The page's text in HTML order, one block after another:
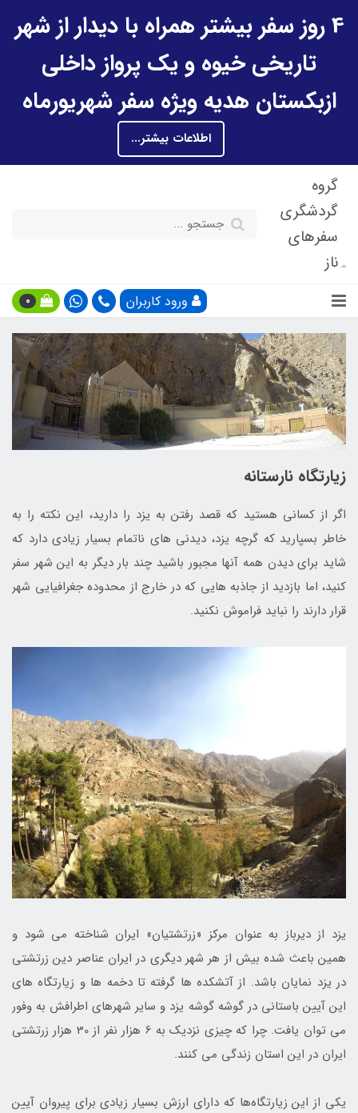
4 روز سفر بیشتر همراه با دیدار از شهر
تاریخی خیوه و یک پرواز داخلی
ازبکستان هدیه ویژه سفر شهریورماه
اطلاعات بیشتر...
گروه
گردشگری
سفرهای
ناز
ورود کاربران 0
زیارتگاه نارستانه
اگر از کسانی هستید که قصد رفتن به یزد را دارید، این نکته را به
خاطر بسپارید که گرچه یزد، دیدنی های ناتمام بسیار زیادی دارد که
شاید برای دیدن همه آنها مجبور باشید چند بار دیگر به این شهر سفر
کنید، اما بازدید از جاذبه هایی که در خارج از محدوده جغرافیایی شهر
قرار دارند را نباید فراموش نکنید.
یزد از دیرباز به عنوان مرکز «زرتشتیان» ایران شناخته می شود و
همین باعث شده بیش از هر شهر دیگری در ایران عناصر دین زرتشتی
در یزد نمایان باشد. از آتشکده ها گرفته تا دخمه ها و زیارتگاه های
این آیین باستانی در گوشه گوشه یزد و سایر شهرهای اطرافش به وفور
می توان یافت. چرا که چیزی نزدیک به 6 هزار نفر از 30 هزار زرتشتی
ایران در این استان زندگی می کنند.
یکی از این زیارتگاه‌ها که دارای ارزش بسیار زیادی برای پیروان آیین